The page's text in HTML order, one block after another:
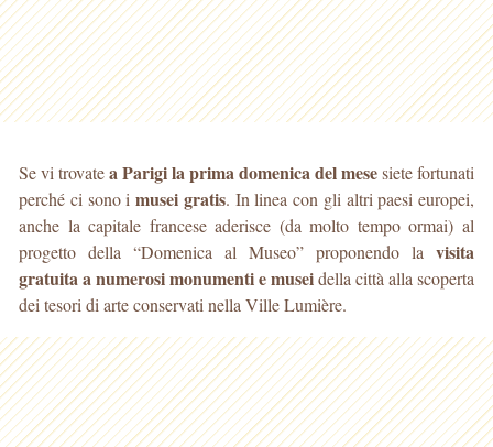
Se vi trovatea Parigi la prima domenica del mesesiete fortunati
perché ci sono i musei gratis. In linea con gli altri paesi europei,
anche la capitale francese aderisce (da molto tempo ormai) al
progetto della “Domenica al Museo” proponendo la visita
gratuita a numerosi monumenti e museidella città alla scoperta
dei tesori di arte conservati nella Ville Lumière.